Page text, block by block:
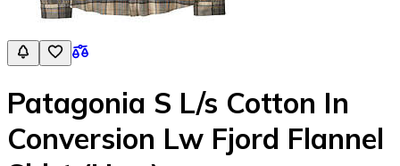
Patagonia S L/s Cotton In
Conversion Lw Fjord Flannel